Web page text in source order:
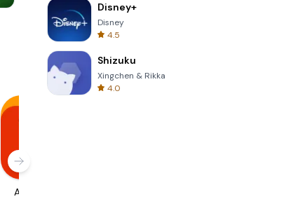
Om Nom Run
AliExpress
Disney+
Disney
4.5
Shizuku
Xingchen & Rikka
4.0